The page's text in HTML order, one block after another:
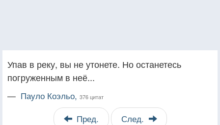
Упав в реку, вы не утонете. Но останетесь
погруженным в неё...
— Пауло Коэльо, 376 цитат
Пред. След.